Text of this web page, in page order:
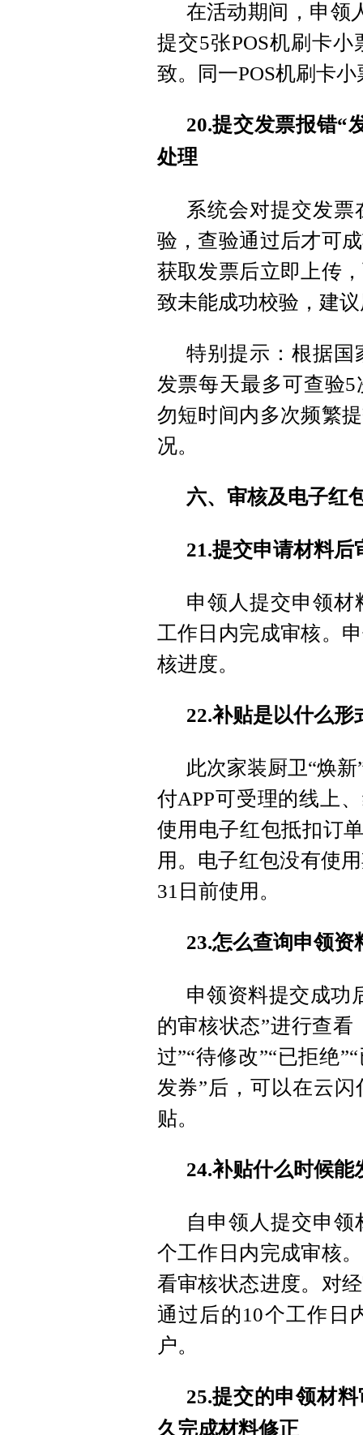
在活动期间，申领
提交5张POS机刷卡
致。同一POS机刷卡
20.提交发票报错“
处理
系统会对提交发
验，查验通过后才可
获取发票后立即上传
致未能成功校验，建
特别提示：根据国
发票每天最多可查验
勿短时间内多次频繁
况。
六、审核及电子红
21.提交申请材料后
申领人提交申领材
工作日内完成审核。
核进度。
22.补贴是以什么
此次家装厨卫“焕
付APP可受理的线上
使用电子红包抵扣订
用。电子红包没有使
31日前使用。
23.怎么查询申领
申领资料提交成功
的审核状态”进行查看
过”“待修改”“已拒绝
发券”后，可以在云闪
贴。
24.补贴什么时候能
自申领人提交申
个工作日内完成审核
看审核状态进度。对
通过后的10个工作日
户。
25.提交的申领材
久完成材料修正